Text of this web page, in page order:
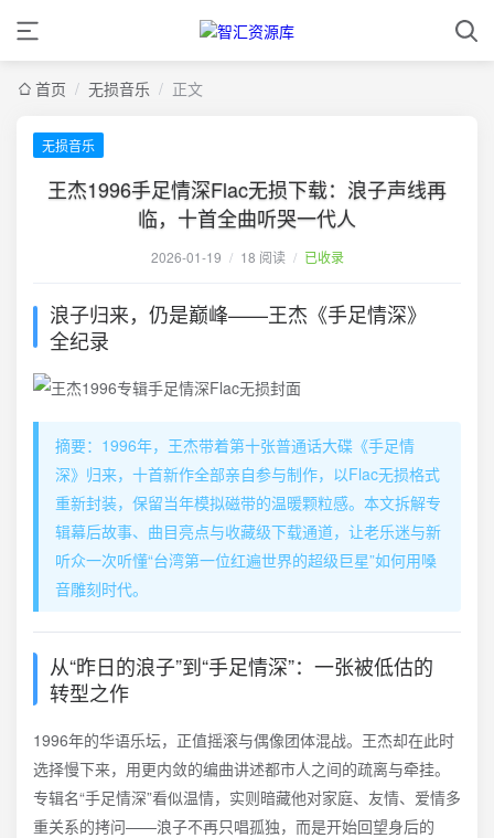
首页 / 无损音乐 / 正文
无损音乐
王杰1996手足情深Flac无损下载：浪子声线再
临，十首全曲听哭一代人
2026-01-19 / 18 阅读 / 已收录
浪子归来，仍是巅峰——王杰《手足情深》
全纪录
摘要：1996年，王杰带着第十张普通话大碟《手足情
深》归来，十首新作全部亲自参与制作，以Flac无损格式
重新封装，保留当年模拟磁带的温暖颗粒感。本文拆解专
辑幕后故事、曲目亮点与收藏级下载通道，让老乐迷与新
听众一次听懂“台湾第一位红遍世界的超级巨星”如何用嗓
音雕刻时代。
从“昨日的浪子”到“手足情深”：一张被低估的
转型之作
1996年的华语乐坛，正值摇滚与偶像团体混战。王杰却在此时
选择慢下来，用更内敛的编曲讲述都市人之间的疏离与牵挂。
专辑名“手足情深”看似温情，实则暗藏他对家庭、友情、爱情多
重关系的拷问——浪子不再只唱孤独，而是开始回望身后的